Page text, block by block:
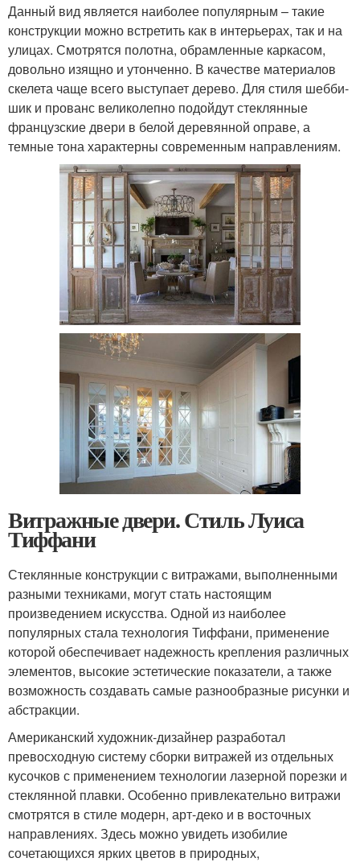
Данный вид является наиболее популярным – такие
конструкции можно встретить как в интерьерах, так и на
улицах. Смотрятся полотна, обрамленные каркасом,
довольно изящно и утонченно. В качестве материалов
скелета чаще всего выступает дерево. Для стиля шебби-
шик и прованс великолепно подойдут стеклянные
французские двери в белой деревянной оправе, а
темные тона характерны современным направлениям.
Витражные двери. Стиль Луиса
Тиффани
Стеклянные конструкции с витражами, выполненными
разными техниками, могут стать настоящим
произведением искусства. Одной из наиболее
популярных стала технология Тиффани, применение
которой обеспечивает надежность крепления различных
элементов, высокие эстетические показатели, а также
возможность создавать самые разнообразные рисунки и
абстракции.
Американский художник-дизайнер разработал
превосходную систему сборки витражей из отдельных
кусочков с применением технологии лазерной порезки и
стеклянной плавки. Особенно привлекательно витражи
смотрятся в стиле модерн, арт-деко и в восточных
направлениях. Здесь можно увидеть изобилие
сочетающихся ярких цветов в природных,